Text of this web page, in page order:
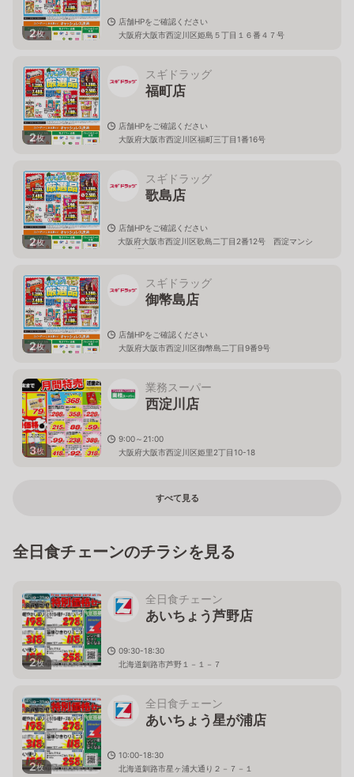
2枚
店舗HPをご確認ください
大阪府大阪市西淀川区姫島５丁目１６番４７号
2枚
スギドラッグ
福町店
店舗HPをご確認ください
大阪府大阪市西淀川区福町三丁目1番16号
2枚
スギドラッグ
歌島店
店舗HPをご確認ください
大阪府大阪市西淀川区歌島二丁目2番12号 西淀マンシ
ョン1階
2枚
スギドラッグ
御幣島店
店舗HPをご確認ください
大阪府大阪市西淀川区御幣島二丁目9番9号
3枚
業務スーパー
西淀川店
9:00～21:00
大阪府大阪市西淀川区姫里2丁目10-18
すべて見る
全日食チェーンのチラシを見る
2枚
全日食チェーン
あいちょう芦野店
09:30-18:30
北海道釧路市芦野１－１－７
2枚
全日食チェーン
あいちょう星が浦店
10:00-18:30
北海道釧路市星ヶ浦大通り２－７－１